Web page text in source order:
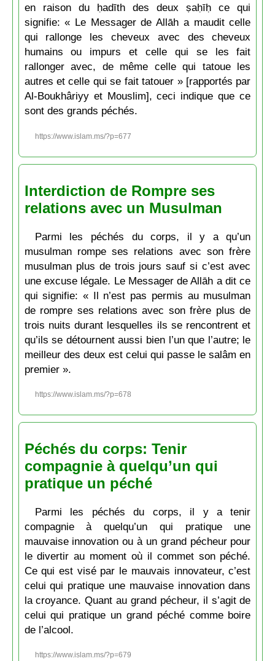
en raison du ḥadīth des deux ṣaḥīḥ ce qui
signifie: « Le Messager de Allāh a maudit celle
qui rallonge les cheveux avec des cheveux
humains ou impurs et celle qui se les fait
rallonger avec, de même celle qui tatoue les
autres et celle qui se fait tatouer » [rapportés par
Al-Boukhâriyy et Mouslim], ceci indique que ce
sont des grands péchés.
https://www.islam.ms/?p=677
Interdiction de Rompre ses
relations avec un Musulman
Parmi les péchés du corps, il y a qu’un
musulman rompe ses relations avec son frère
musulman plus de trois jours sauf si c’est avec
une excuse légale. Le Messager de Allāh a dit ce
qui signifie: « Il n’est pas permis au musulman
de rompre ses relations avec son frère plus de
trois nuits durant lesquelles ils se rencontrent et
qu’ils se détournent aussi bien l’un que l’autre; le
meilleur des deux est celui qui passe le salâm en
premier ».
https://www.islam.ms/?p=678
Péchés du corps: Tenir
compagnie à quelqu’un qui
pratique un péché
Parmi les péchés du corps, il y a tenir
compagnie à quelqu’un qui pratique une
mauvaise innovation ou à un grand pécheur pour
le divertir au moment où il commet son péché.
Ce qui est visé par le mauvais innovateur, c’est
celui qui pratique une mauvaise innovation dans
la croyance. Quant au grand pécheur, il s’agit de
celui qui pratique un grand péché comme boire
de l’alcool.
https://www.islam.ms/?p=679